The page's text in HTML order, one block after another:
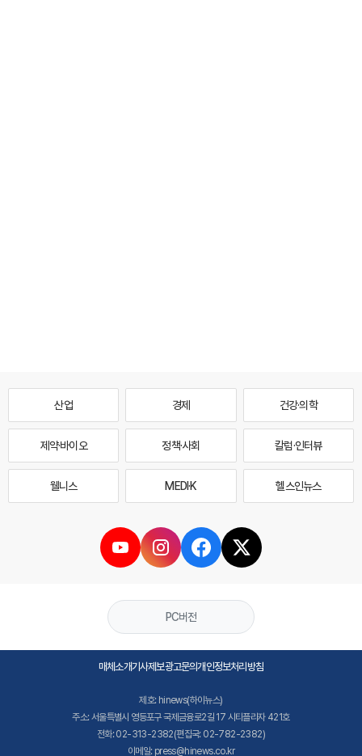
산업 경제 건강·의학
제약·바이오 정책·사회 칼럼·인터뷰
웰니스 MEDI·K 헬스인뉴스
PC버전
매체소개기사제보광고문의개인정보처리방침
제호: hinews(하이뉴스)
주소: 서울특별시 영등포구 국제금융로2길 17 시티플라자 421호
전화: 02-313-2382(편집국: 02-782-2382)
이메일: press@hinews.co.kr